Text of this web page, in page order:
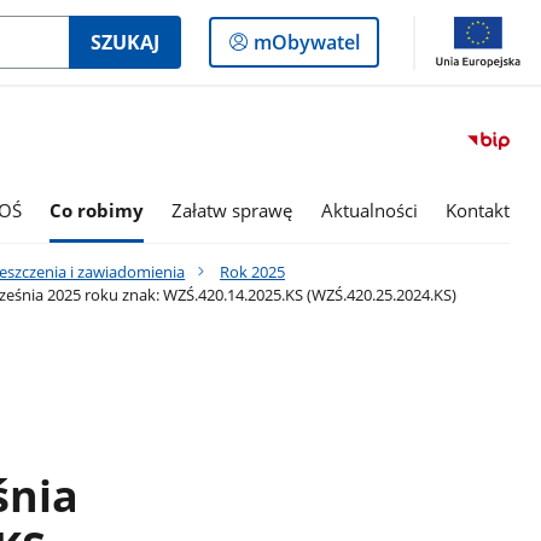
SZUKAJ
Logowanie
do
mObywatel
Co robimy Załatw sprawę Aktualności Kontakt
i zawiadomienia
Rok 2025
2025 roku znak: WZŚ.420.14.2025.KS (WZŚ.420.25.2024.KS)